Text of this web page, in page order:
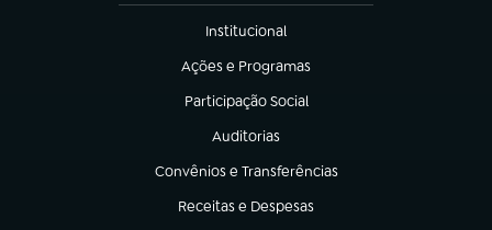
Institucional
(abre em nova aba)
Ações e Programas
(abre em nova aba)
Participação Social
(abre em nova aba)
Auditorias
(abre em nova aba)
Convênios e Transferências
(abre em nova aba)
Receitas e Despesas
(abre em nova aba)